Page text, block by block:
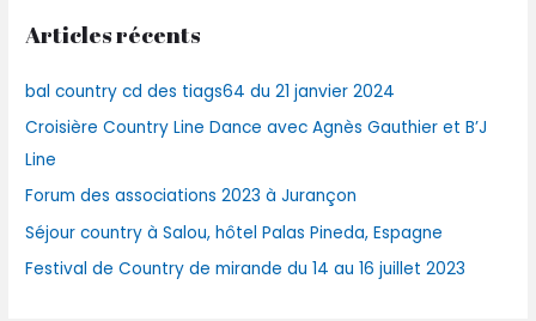
e
c
h
e
r
:
Articles récents
bal country cd des tiags64 du 21 janvier 2024
Croisière Country Line Dance avec Agnès Gauthier et B’J
Line
Forum des associations 2023 à Jurançon
Séjour country à Salou, hôtel Palas Pineda, Espagne
Festival de Country de mirande du 14 au 16 juillet 2023